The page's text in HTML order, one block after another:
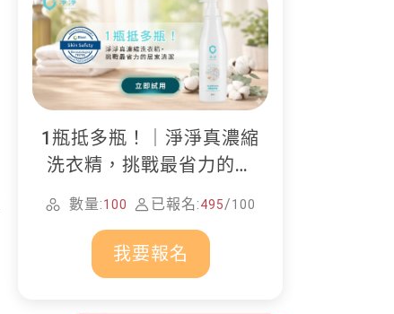
1瓶抵多瓶！｜淨淨真濃縮
洗衣精，挑戰最省力的居
家清潔
數量:100 已報名:495/100
我要報名